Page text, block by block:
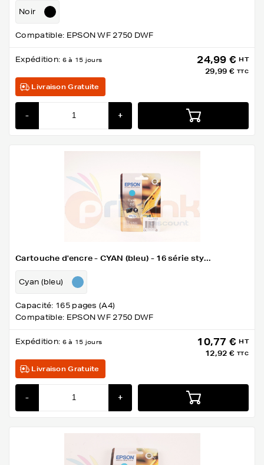
Noir
Compatible: EPSON WF 2750 DWF
Expédition: 6 à 15 jours 24,99 € HT
29,99 € TTC
Livraison Gratuite
- +
Cartouche d'encre - CYAN (bleu) - 16 série sty...
Cyan (bleu)
Capacité: 165 pages (A4)
Compatible: EPSON WF 2750 DWF
Expédition: 6 à 15 jours 10,77 € HT
12,92 € TTC
Livraison Gratuite
- +